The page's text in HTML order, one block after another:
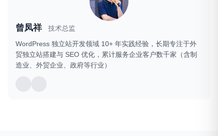
曾凤祥
技术总监
WordPress 独立站开发领域 10+ 年实践经验，长期专注于外
贸独立站搭建与 SEO 优化，累计服务企业客户数千家（含制
造业、外贸企业、政府等行业）